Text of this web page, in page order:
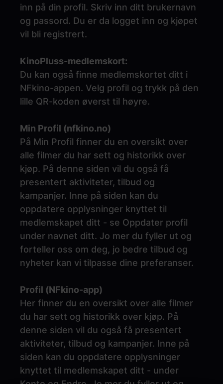
inn på din profil. Skriv inn ditt brukernavn
og passord. Du er da logget inn og kjøpet
vil bli registrert.
KinoPluss-medlemskort:
Du kan også finne medlemskortet ditt i
NFkino-appen. Velg profil og trykk på den
lille QR-koden øverst til høyre.
Min Profil (nfkino.no)
På Min Profil finner du en oversikt over
alle filmer du har sett og historikk over
kjøp. På denne siden vil du også få
presentert aktiviteter, tilbud og
kampanjer. Inne på siden kan du
oppdatere opplysninger knyttet til
medlemskapet ditt - se Oppdater profil
under navnet ditt. Jo mer du fyller ut og
forteller oss om deg, jo bedre tilbud og
nyheter kan vi tilpasse dine preferanser.
Profil (NFkino-app)
Her finner du en oversikt over alle filmer
du har sett og historikk over kjøp. På
denne siden vil du også få presentert
aktiviteter, tilbud og kampanjer. Inne på
siden kan du oppdatere opplysninger
knyttet til medlemskapet ditt - under